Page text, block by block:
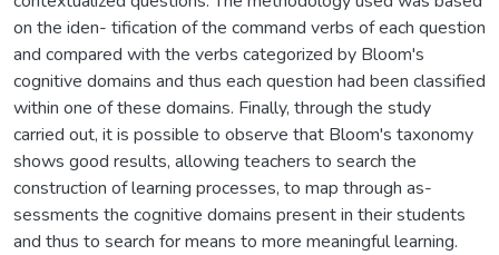
on the iden- tification of the command verbs of each question
and compared with the verbs categorized by Bloom's
cognitive domains and thus each question had been classified
within one of these domains. Finally, through the study
carried out, it is possible to observe that Bloom's taxonomy
shows good results, allowing teachers to search the
construction of learning processes, to map through as-
sessments the cognitive domains present in their students
and thus to search for means to more meaningful learning.